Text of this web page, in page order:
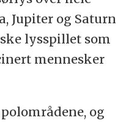
Jupiter og Saturn
lysspillet som
mennesker
og